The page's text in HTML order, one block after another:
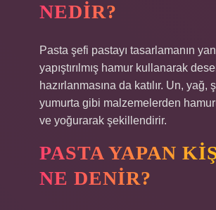
NEDIR?
Pasta şefi pastayı tasarlamanın
yapıştırılmış hamur kullanarak
hazırlanmasına da katılır. Un, yağ,
yumurta gibi malzemelerden
ve yoğurarak şekillendirir.
PASTA YAPAN
NE DENIR?